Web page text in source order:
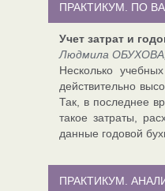
ПРАКТИКУМ. ПО
Учет затрат и
Людмила
Несколько
действительно
Так, в последнее
такое затраты,
данные годовой
ПРАКТИКУМ.